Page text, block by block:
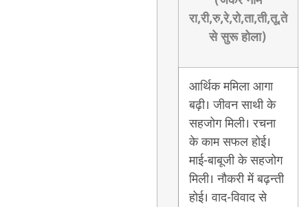
रा,री,रु,रे,रो,ता,ती,तू,ते
से सुरू होला)
आर्थिक ममिला आगा
बढ़ी। जीवन साथी के
सहजोग मिली। रचना
के काम सफल होई।
माई-बाबूजी के सहजोग
मिली। नौकरी में बढ़न्ती
होई। वाद-विवाद से